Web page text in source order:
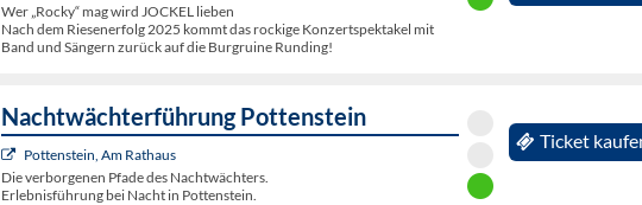
Wer „Rocky“ mag wird JOCKEL lieben
Nach dem Riesenerfolg 2025 kommt das rockige Konzertspektakel mit
Band und Sängern zurück auf die Burgruine Runding!
Nachtwächterführung Pottenstein
Pottenstein, Am Rathaus
Die verborgenen Pfade des Nachtwächters.
Erlebnisführung bei Nacht in Pottenstein.
Ticket